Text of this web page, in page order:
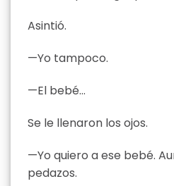
Asintió.
—Yo tampoco.
—El bebé…
Se le llenaron los ojos.
—Yo quiero a ese bebé.
pedazos.